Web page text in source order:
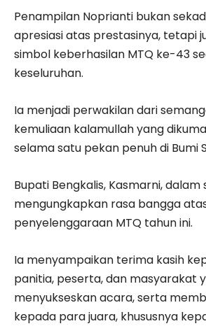
Penampilan Noprianti bukan
apresiasi atas prestasinya, tetapi
simbol keberhasilan MTQ ke-43
keseluruhan.
Ia menjadi perwakilan dari
kemuliaan kalamullah yang
selama satu pekan penuh di Bumi
Bupati Bengkalis, Kasmarni,
mengungkapkan rasa bangga
penyelenggaraan MTQ tahun ini.
Ia menyampaikan terima kasih
panitia, peserta, dan masyarakat
menyukseskan acara, serta
kepada para juara, khususnya